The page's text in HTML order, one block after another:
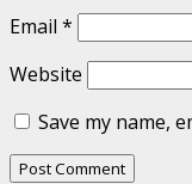
Email *
Website
Save my name,